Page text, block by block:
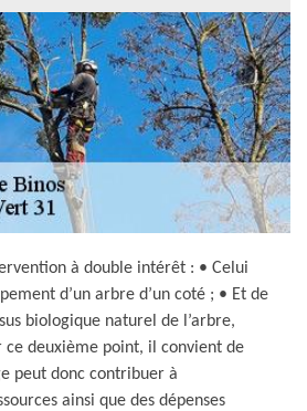
à double intérêt : • Celui
d’un arbre d’un coté ; • Et de
biologique naturel de l’arbre,
ce deuxième point, il convient de
peut donc contribuer à
ainsi que des dépenses